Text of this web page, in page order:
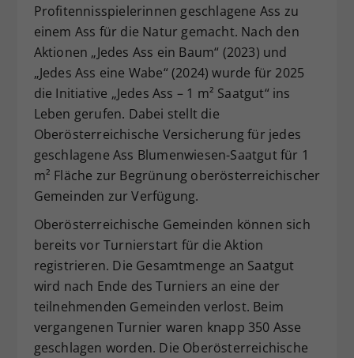
Profitennisspielerinnen geschlagene Ass zu
einem Ass für die Natur gemacht. Nach den
Aktionen „Jedes Ass ein Baum“ (2023) und
„Jedes Ass eine Wabe“ (2024) wurde für 2025
die Initiative „Jedes Ass – 1 m² Saatgut“ ins
Leben gerufen. Dabei stellt die
Oberösterreichische Versicherung für jedes
geschlagene Ass Blumenwiesen-Saatgut für 1
m² Fläche zur Begrünung oberösterreichischer
Gemeinden zur Verfügung.
Oberösterreichische Gemeinden können sich
bereits vor Turnierstart für die Aktion
registrieren. Die Gesamtmenge an Saatgut
wird nach Ende des Turniers an eine der
teilnehmenden Gemeinden verlost. Beim
vergangenen Turnier waren knapp 350 Asse
geschlagen worden. Die Oberösterreichische